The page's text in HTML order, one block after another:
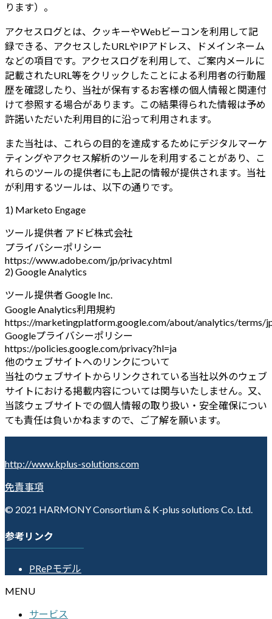
ります）。
アクセスログとは、クッキーやWebビーコンを利用して記
録できる、アクセスしたURLやIPアドレス、ドメインネーム
などの項目です。アクセスログを利用して、ご案内メールに
記載されたURL等をクリックしたことによる利用者の行動履
歴を確認したり、当社が保有するお客様の個人情報と関連付
けて参照する場合があります。この結果得られた情報は予め
許諾いただいた利用目的に沿って利用されます。
また当社は、これらの目的を達成するためにデジタルマーケ
ティングやアクセス解析のツールを利用することがあり、こ
れらのツールの提供者にも上記の情報が提供されます。当社
が利用するツールは、以下の通りです。
1) Marketo Engage
ツール提供者 アドビ株式会社
プライバシーポリシー
https://www.adobe.com/jp/privacy.html
2) Google Analytics
ツール提供者 Google Inc.
Google Analytics利用規約
https://marketingplatform.google.com/about/analytics/terms/
Googleプライバシーポリシー
https://policies.google.com/privacy?hl=ja
他のウェブサイトへのリンクについて
当社のウェブサイトからリンクされている当社以外のウェブ
サイトにおける掲載内容については関与いたしません。又、
当該ウェブサイトでの個人情報の取り扱い・安全確保につい
ても責任は負いかねますので、ご了解を願います。
http://www.kplus-solutions.com
免責事項
© 2021 HARMONY Consortium & K-plus solutions Co. Ltd.
参考リンク
PRePモデル
MENU
サービス